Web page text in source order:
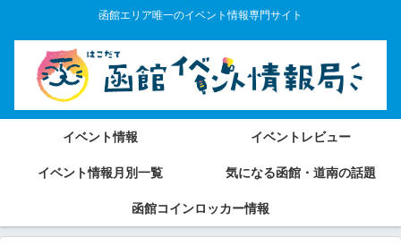
函館エリア唯一のイベント情報専門サイト
イベント情報 イベントレビュー
イベント情報月別一覧 気になる函館・道南の話題
函館コインロッカー情報